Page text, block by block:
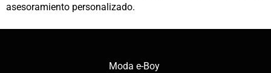
asesoramiento personalizado.
Moda e-Boy